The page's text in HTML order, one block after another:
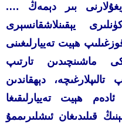
بىر دېمەڭ ….
يېقىنلاشقانسېرى
ھېيت تەييارلىغىنى
ماشىنچىدىن تارتىپ
دېھقاندىن
ھېيت تەييارلىقىغا
قىلىدىغان ئىشلىرىممۇ